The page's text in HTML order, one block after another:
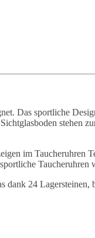
Das sportliche
stehen
im Taucheruhren
Taucheruhren
24 Lagersteinen,